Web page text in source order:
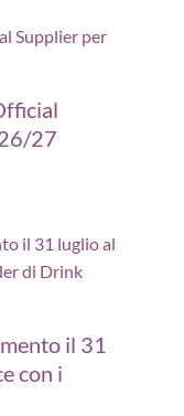
27
il 31
con i